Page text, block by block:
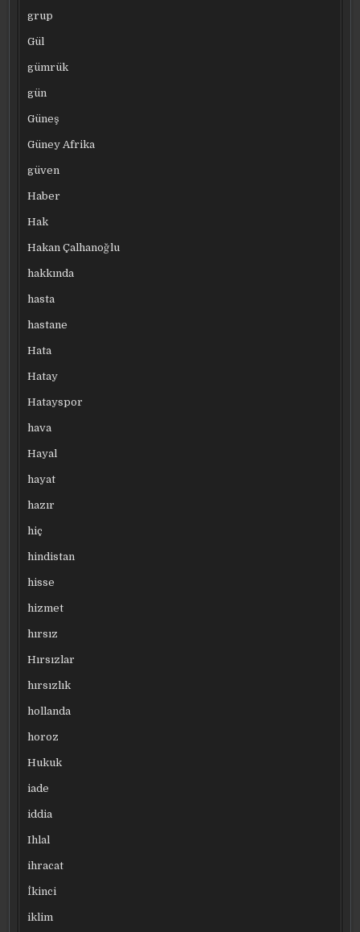
grup
Gül
gümrük
gün
Güneş
Güney Afrika
güven
Haber
Hak
Hakan Çalhanoğlu
hakkında
hasta
hastane
Hata
Hatay
Hatayspor
hava
Hayal
hayat
hazır
hiç
hindistan
hisse
hizmet
hırsız
Hırsızlar
hırsızlık
hollanda
horoz
Hukuk
iade
iddia
Ihlal
ihracat
İkinci
iklim